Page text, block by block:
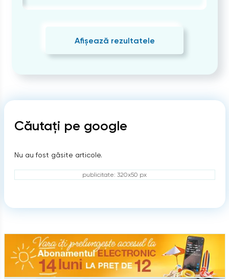
Afișează rezultatele
Căutați pe google
Nu au fost găsite articole.
publicitate: 320x50 px